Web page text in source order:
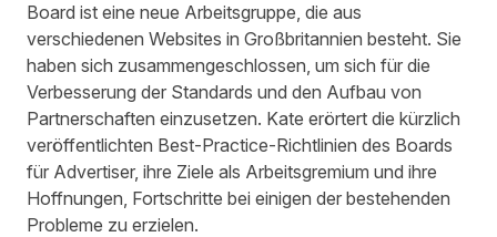
Board ist eine neue Arbeitsgruppe, die aus
verschiedenen Websites in Großbritannien besteht. Sie
haben sich zusammengeschlossen, um sich für die
Verbesserung der Standards und den Aufbau von
Partnerschaften einzusetzen. Kate erörtert die kürzlich
veröffentlichten Best-Practice-Richtlinien des Boards
für Advertiser, ihre Ziele als Arbeitsgremium und ihre
Hoffnungen, Fortschritte bei einigen der bestehenden
Probleme zu erzielen.